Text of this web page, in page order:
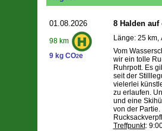
01.08.2026
98 km
9 kg CO2e
8 Halden
Länge: 25 km,
Vom
wir ein tolle
Ruhrpott. Es
seit der
vielerlei
zu erlaufen.
und eine
von der Partie.
Treffpunkt: